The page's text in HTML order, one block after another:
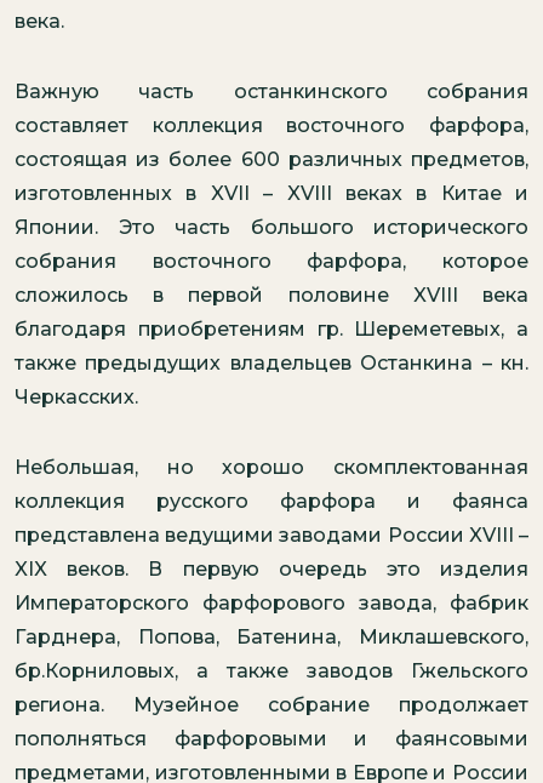
века.
Важную часть останкинского собрания
составляет коллекция восточного фарфора,
состоящая из более 600 различных предметов,
изготовленных в XVII – XVIII веках в Китае и
Японии. Это часть большого исторического
собрания восточного фарфора, которое
сложилось в первой половине XVIII века
благодаря приобретениям гр. Шереметевых, а
также предыдущих владельцев Останкина – кн.
Черкасских.
Небольшая, но хорошо скомплектованная
коллекция русского фарфора и фаянса
представлена ведущими заводами России XVIII –
XIX веков. В первую очередь это изделия
Императорского фарфорового завода, фабрик
Гарднера, Попова, Батенина, Миклашевского,
бр.Корниловых, а также заводов Гжельского
региона. Музейное собрание продолжает
пополняться фарфоровыми и фаянсовыми
предметами, изготовленными в Европе и России